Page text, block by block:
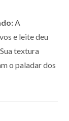
A
e leite deu
textura
o paladar dos